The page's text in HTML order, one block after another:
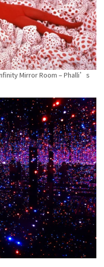
Mirror Room – Phalli’s